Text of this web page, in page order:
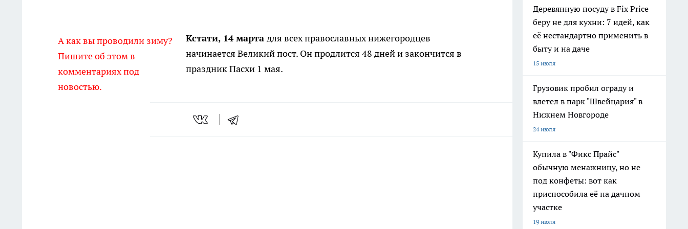
А как вы проводили зиму?
Пишите об этом в
комментариях под
новостью.
Кстати, 14 марта для всех православных нижегородцев
начинается Великий пост. Он продлится 48 дней и закончится в
праздник Пасхи 1 мая.
Деревянную посуду в Fix Price
беру не для кухни: 7 идей, как
её нестандартно применить в
быту и на даче
15 июля
Грузовик пробил ограду и
влетел в парк "Швейцария" в
Нижнем Новгороде
24 июля
Купила в "Фикс Прайс"
обычную менажницу, но не
под конфеты: вот как
приспособила её на дачном
участке
19 июля